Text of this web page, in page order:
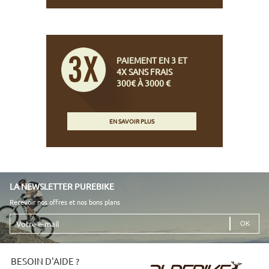
PAIEMENT EN 3 ET
4X SANS FRAIS
300€ À 3000 €
EN SAVOIR PLUS
LA NEWSLETTER PUREBIKE
Recevoir nos offres et nos bons plans
Votre
e-
mail
BESOIN D'AIDE ?